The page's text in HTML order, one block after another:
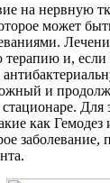
на нервную
может
терапию и, если
и
Для
как Гемодез
заболевание,